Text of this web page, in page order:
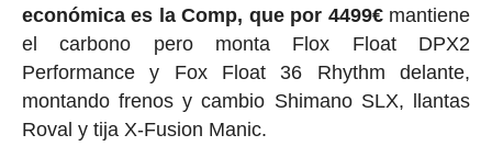
económica es la Comp, que por 4499€mantiene
el carbono pero monta Flox Float DPX2
Performance y Fox Float 36 Rhythm delante,
montando frenos y cambio Shimano SLX, llantas
Roval y tija X-Fusion Manic.